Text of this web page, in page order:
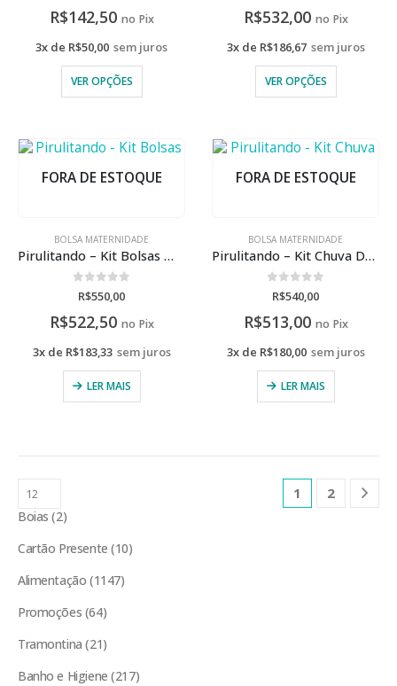
R$142,50 no Pix
3x de R$50,00 sem juros
VER OPÇÕES
R$532,00 no Pix
3x de R$186,67 sem juros
VER OPÇÕES
FORA DE ESTOQUE
BOLSA MATERNIDADE
Pirulitando – Kit Bolsas Maternidade Petit
0de 5
R$550,00
R$522,50 no Pix
3x de R$183,33 sem juros
LER MAIS
FORA DE ESTOQUE
BOLSA MATERNIDADE
Pirulitando – Kit Chuva De Amor
0de 5
R$540,00
R$513,00 no Pix
3x de R$180,00 sem juros
LER MAIS
1 2
Boias 2
Cartão Presente 10
Alimentação 1147
Promoções 64
Tramontina 21
Banho e Higiene 217